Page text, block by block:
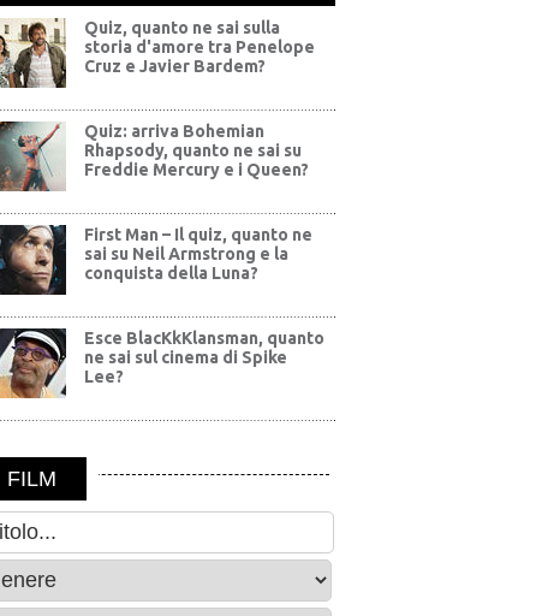
Quiz, quanto ne sai sulla
storia d'amore tra Penelope
Cruz e Javier Bardem?
Quiz: arriva Bohemian
Rhapsody, quanto ne sai su
Freddie Mercury e i Queen?
First Man – Il quiz, quanto ne
sai su Neil Armstrong e la
conquista della Luna?
Esce BlacKkKlansman, quanto
ne sai sul cinema di Spike
Lee?